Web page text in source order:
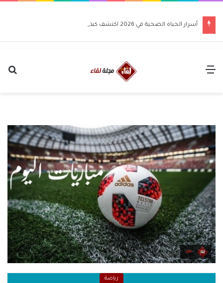
أسرار الحياة الصحية في 2026 اكتشف كيف تغير حياتك للأفضل
القائمة
رياضة